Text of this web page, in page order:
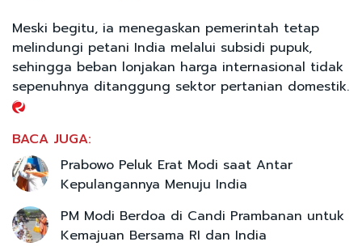
Meski begitu, ia menegaskan pemerintah tetap
melindungi petani India melalui subsidi pupuk,
sehingga beban lonjakan harga internasional tidak
sepenuhnya ditanggung sektor pertanian domestik.
BACA JUGA:
Prabowo Peluk Erat Modi saat Antar
Kepulangannya Menuju India
PM Modi Berdoa di Candi Prambanan untuk
Kemajuan Bersama RI dan India